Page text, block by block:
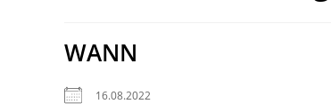
WANN
16.08.2022